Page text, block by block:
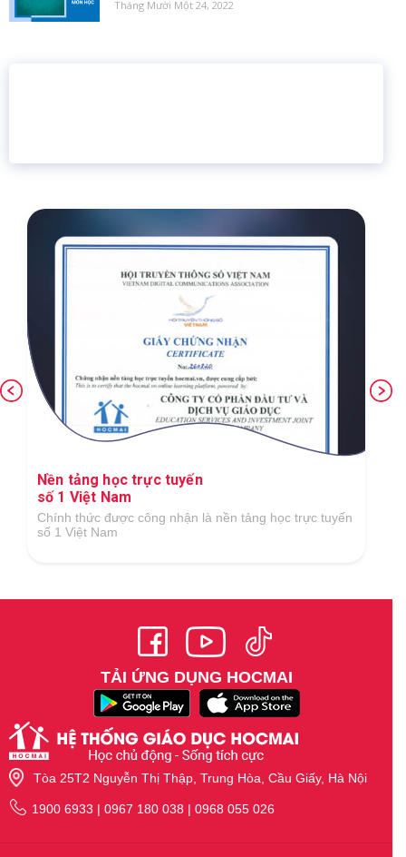
Tháng Mười Một 24, 2022
Ứng dụng công nghệ số xuất sắc trong lĩnh
vực GDĐT
Tại Giải thưởng Công nghệ số Việt Nam 2018 do Hiệp
hội Công nghệ số Việt Nam tổ chức
TẢI ỨNG DỤNG HOCMAI
Tòa 25T2 Nguyễn Thị Thập, Trung Hòa, Cầu Giấy, Hà Nội
1900 6933 | 0967 180 038 | 0968 055 026